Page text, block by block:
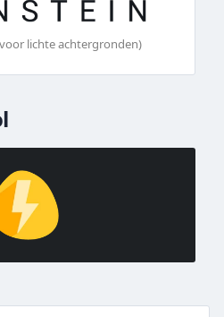
lichte achtergronden)